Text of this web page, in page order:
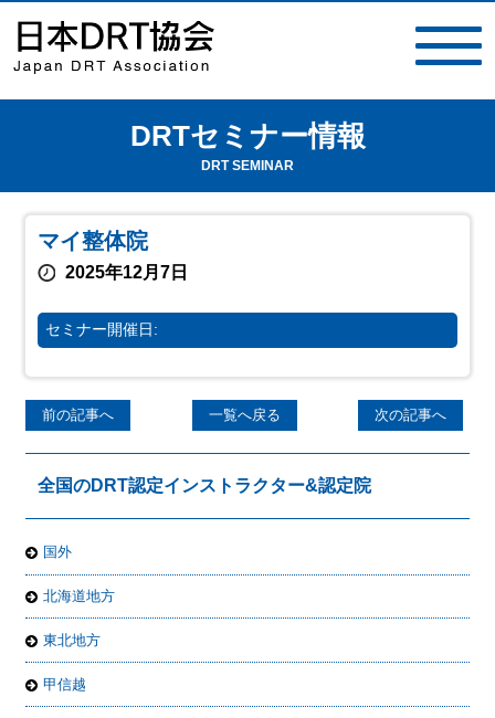
DRTセミナー情報
DRT SEMINAR
マイ整体院
2025年12月7日
セミナー開催日:
前の記事へ 一覧へ戻る 次の記事へ
全国のDRT認定インストラクター&認定院
国外
北海道地方
東北地方
甲信越